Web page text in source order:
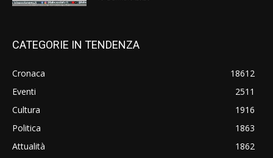
CATEGORIE IN TENDENZA
Cronaca
18612
Eventi
2511
Cultura
1916
Politica
1863
Attualità
1862